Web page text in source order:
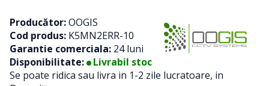
Producător:OOGIS
Cod produs: K5MN2ERR-10
Garantie comerciala: 24 luni
Disponibilitate:
Livrabil stoc
Se poate ridica sau livra in 1-2 zile lucratoare, in